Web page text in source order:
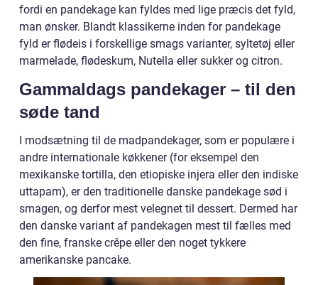
fordi en pandekage kan fyldes med lige præcis det fyld,
man ønsker. Blandt klassikerne inden for pandekage
fyld er flødeis i forskellige smags varianter, syltetøj eller
marmelade, flødeskum, Nutella eller sukker og citron.
Gammaldags pandekager – til den
søde tand
I modsætning til de madpandekager, som er populære i
andre internationale køkkener (for eksempel den
mexikanske tortilla, den etiopiske injera eller den indiske
uttapam), er den traditionelle danske pandekage sød i
smagen, og derfor mest velegnet til dessert. Dermed har
den danske variant af pandekagen mest til fælles med
den fine, franske crêpe eller den noget tykkere
amerikanske pancake.